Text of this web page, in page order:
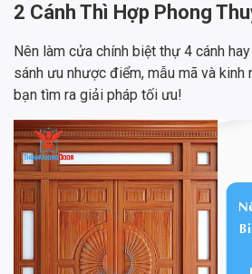
2 Cánh Thì Hợp Phong
Nên làm cửa chính biệt thự 4 cánh
sánh ưu nhược điểm, mẫu mã và kinh
bạn tìm ra giải pháp tối ưu!